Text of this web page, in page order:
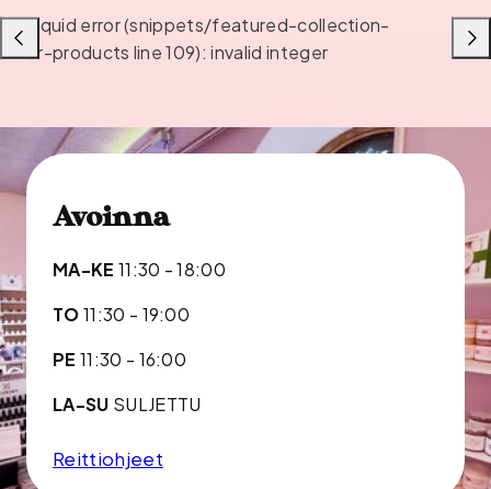
Liquid error (snippets/featured-collection-
or-products line 109): invalid integer
Liu'uta
vasemmalle
Avoinna
MA-KE 11:30 - 18:00
TO11:30 - 19:00
PE 11:30 - 16:00
LA-SU SULJETTU
Reittiohjeet